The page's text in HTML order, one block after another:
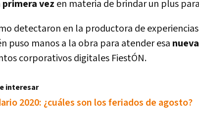
primera vez en materia de brindar un plus
detectaron en la productora de
puso manos a la obra para atender esa
corporativos digitales FiestÓN.
interesar
2020: ¿cuáles son los feriados de agosto?